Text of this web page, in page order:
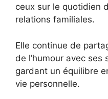
ceux sur le quotidien
relations familiales.
Elle continue de
de l’humour avec
gardant un équilibre
vie personnelle.